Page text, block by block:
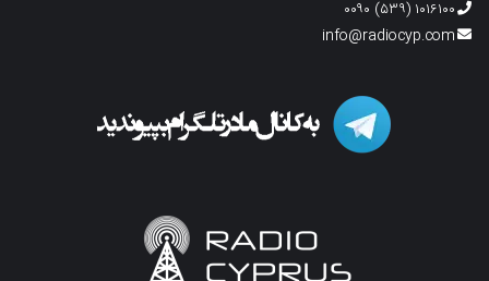
۱۰۱۶۱۰۰ (۵۳۹) ۰۰۹۰
info@radiocyp.com